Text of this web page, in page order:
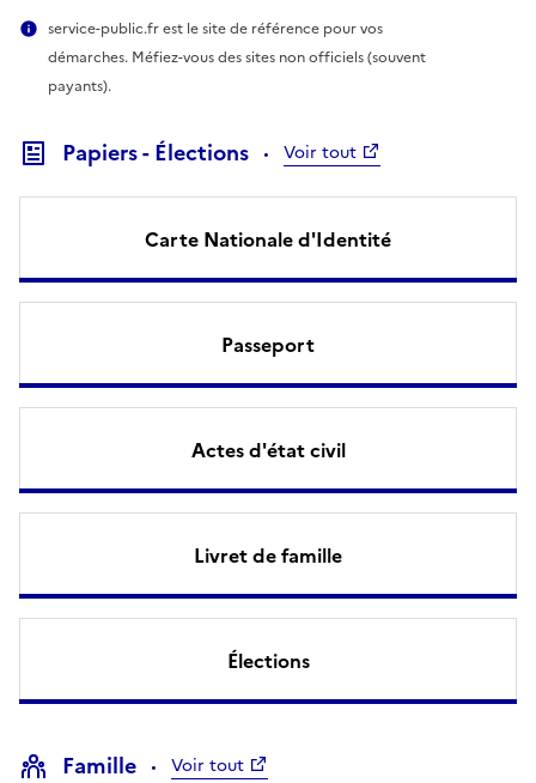
service-public.fr est le site de référence pour vos
démarches. Méfiez-vous des sites non officiels (souvent
payants).
Papiers - Élections Voir tout
Carte Nationale d'Identité
Passeport
Actes d'état civil
Livret de famille
Élections
Famille Voir tout